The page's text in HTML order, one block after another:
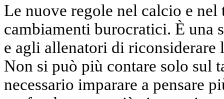
Le nuove regole nel calcio e nel
cambiamenti burocratici. È una
e agli allenatori di riconsiderare
Non si può più contare solo sul
necessario imparare a pensare